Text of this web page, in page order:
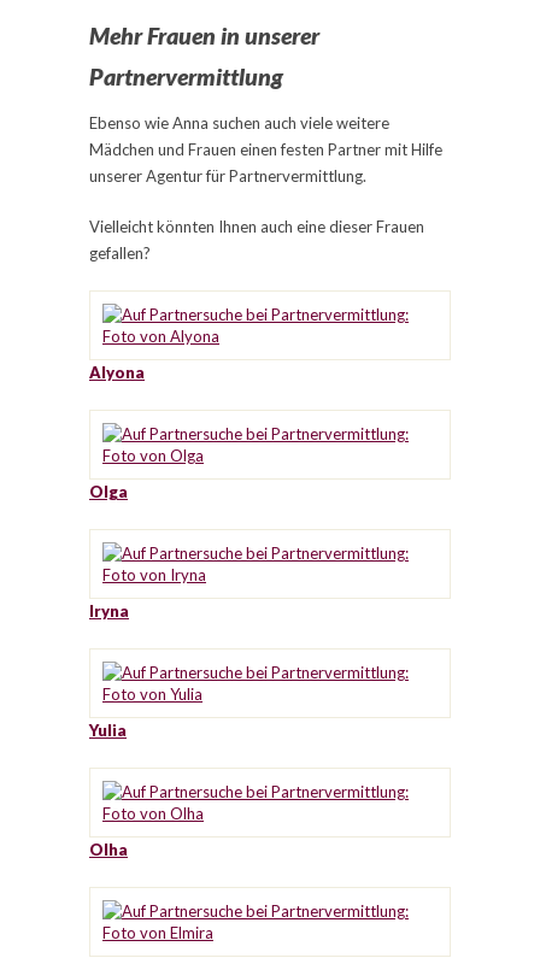
Mehr Frauen in unserer
Partnervermittlung
Ebenso wie Anna suchen auch viele weitere
Mädchen und Frauen einen festen Partner mit Hilfe
unserer Agentur für Partnervermittlung.
Vielleicht könnten Ihnen auch eine dieser Frauen
gefallen?
Alyona
Olga
Iryna
Yulia
Olha